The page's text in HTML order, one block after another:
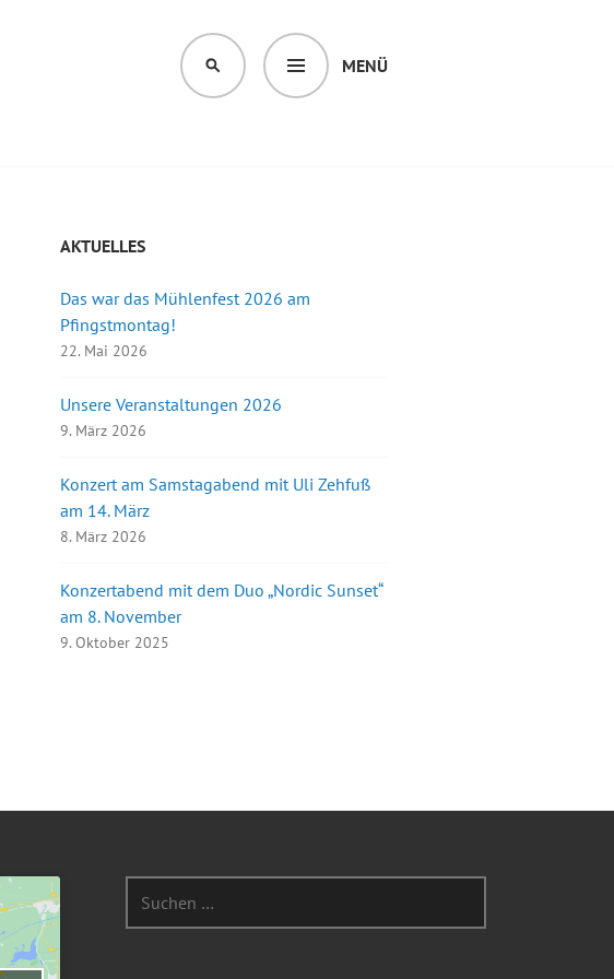
MENÜ
SUCHEN
AKTUELLES
Das war das Mühlenfest 2026 am
Pfingstmontag!
22. Mai 2026
Unsere Veranstaltungen 2026
9. März 2026
Konzert am Samstagabend mit Uli Zehfuß
am 14. März
8. März 2026
Konzertabend mit dem Duo „Nordic Sunset“
am 8. November
9. Oktober 2025
nach: